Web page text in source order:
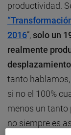
productividad.
2016”,solo un
realmente
tanto
si no el 100%
menos un tanto
no siempre es